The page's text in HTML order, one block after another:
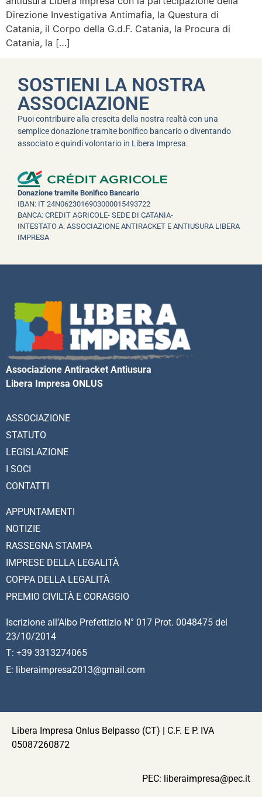
Direzione Investigativa Antimafia, la Questura di
Catania, il Corpo della G.d.F. Catania, la Procura di
Catania, la […]
SOSTIENI LA NOSTRA
ASSOCIAZIONE
Puoi contribuire alla crescita della nostra realtà con una
semplice donazione tramite bonifico bancario o diventando
associato e quindi volontario in Libera Impresa.
Donazione tramite Bonifico Bancario
IBAN: IT 24N0623016903000015493722
BANCA: CREDIT AGRICOLE- SEDE DI CATANIA-
INTESTATO A: ASSOCIAZIONE ANTIRACKET E ANTIUSURA LIBERA
IMPRESA
Associazione Antiracket Antiusura
Libera Impresa ONLUS
ASSOCIAZIONE
STATUTO
LEGISLAZIONE
I SOCI
CONTATTI
APPUNTAMENTI
NOTIZIE
RASSEGNA STAMPA
IMPRESE DELLA LEGALITÀ
COPPA DELLA LEGALITÀ
PREMIO CIVILTÀ E CORAGGIO
Iscrizione all’Albo Prefettizio N° 017 Prot. 0048475 del
23/10/2014
T: +39 3313274065
E: liberaimpresa2013@gmail.com
Libera Impresa Onlus Belpasso (CT) | C.F. E P. IVA
05087260872
PEC: liberaimpresa@pec.it